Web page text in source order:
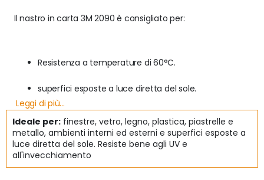
Il nastro in carta 3M 2090 è consigliato per:
Resistenza a temperature di 60°C.
superfici esposte a luce diretta del sole.
Universale: può essere utilizzato su molteplici
superfici
Leggi di più...
Ideale per: finestre, vetro, legno, plastica, piastrelle e
metallo, ambienti interni ed esterni e superfici esposte a
luce diretta del sole. Resiste bene agli UV e
all'invecchiamento